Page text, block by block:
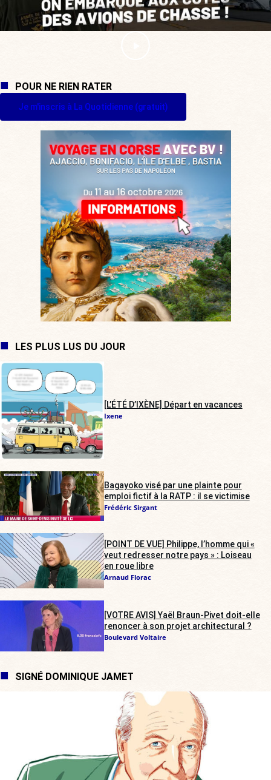
POUR NE RIEN RATER
Je m'inscris à La Quotidienne (gratuit)
LES PLUS LUS DU JOUR
[L’ÉTÉ D’IXÈNE] Départ en vacances
Ixene
Bagayoko visé par une plainte pour
emploi fictif à la RATP : il se victimise
Frédéric Sirgant
[POINT DE VUE] Philippe, l’homme qui «
veut redresser notre pays » : Loiseau
en roue libre
Arnaud Florac
[VOTRE AVIS] Yaël Braun-Pivet doit-elle
renoncer à son projet architectural ?
Boulevard Voltaire
SIGNÉ DOMINIQUE JAMET